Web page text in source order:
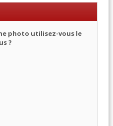
photo utilisez-vous le
?